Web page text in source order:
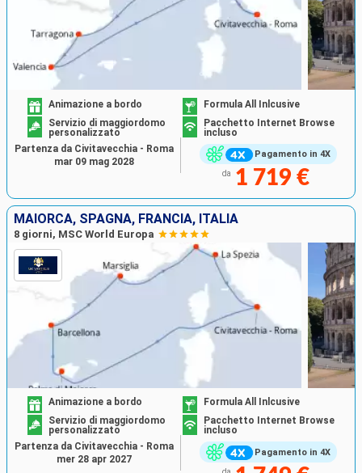
Pagamento in 4X
Animazione a bordo
Formula All Inlcusive
Servizio di maggiordomo
personalizzato
Pacchetto Internet Browse
incluso
da 1 719 €
Partenza da Civitavecchia - Roma
mar 09 mag 2028
MAIORCA, SPAGNA, FRANCIA, ITALIA
8 giorni, MSC World Europa
Pagamento in 4X
Animazione a bordo
Formula All Inlcusive
Servizio di maggiordomo
personalizzato
Pacchetto Internet Browse
incluso
Partenza da Civitavecchia - Roma
mer 28 apr 2027